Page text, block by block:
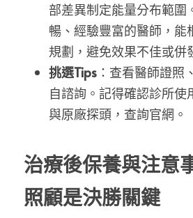
部差異制定能量分布範圍
暢、經驗豐富的醫師，能
規劃，避免效果不佳或併
挑選Tips ：查看醫師證照
自諮詢。記得確認診所使
與原廠探頭，查詢官網。
治療後保養與注意
照顧是決勝關鍵